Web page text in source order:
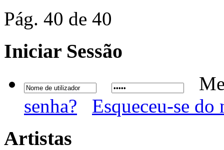
Pág. 40 de 40
Iniciar Sessão
senha?
Esqueceu-se
Artistas